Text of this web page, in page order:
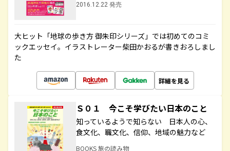
2016.12.22 発売
大ヒット「地球の歩き方 御朱印シリーズ」では初めてのコミ
ックエッセイ。イラストレーター柴田かおるが書きおろしまし
た
詳細を見る
Ｓ０１ 今こそ学びたい日本のこと
知っているようで知らない 日本人の心、
食文化、職文化、信仰、地域の魅力など
BOOKS 旅の読み物